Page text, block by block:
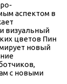
аспектом в
визуальный
цветов Пин
новый
с новыми